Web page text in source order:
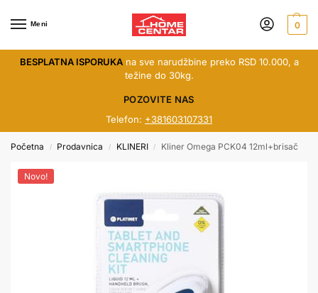
Meni 0
BESPLATNA ISPORUKAna sve narudžbine preko RSD 10.000, a
težine do 30kg.
POZOVITE NAS
Telefon: +381603107331
Početna / Prodavnica / KLINERI / Kliner Omega PCK04 12ml+brisač
Novo!